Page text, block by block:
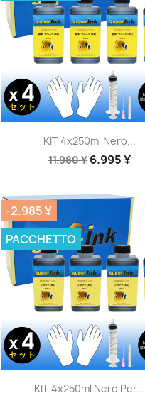
KIT 4x250ml Nero...
11.980 ¥ 6.995 ¥
KIT 4x250ml Nero Per...
-2.985 ¥
PACCHETTO